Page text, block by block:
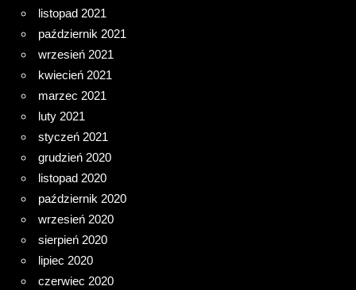
listopad 2021
październik 2021
wrzesień 2021
kwiecień 2021
marzec 2021
luty 2021
styczeń 2021
grudzień 2020
listopad 2020
październik 2020
wrzesień 2020
sierpień 2020
lipiec 2020
czerwiec 2020